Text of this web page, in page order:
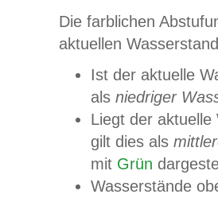
Die farblichen
aktuellen
Ist der aktuelle
als niedriger
Liegt der
gilt dies als
mit Grün
Wasserstände